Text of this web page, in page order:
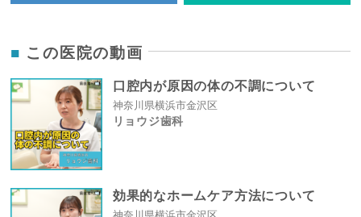
この医院の動画
口腔内が原因の体の不調について
神奈川県横浜市金沢区
リョウジ歯科
効果的なホームケア方法について